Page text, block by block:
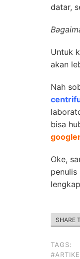
datar,
Untuk
akan
Nah
bisa
Oke,
penulis
SHARE
TAGS: